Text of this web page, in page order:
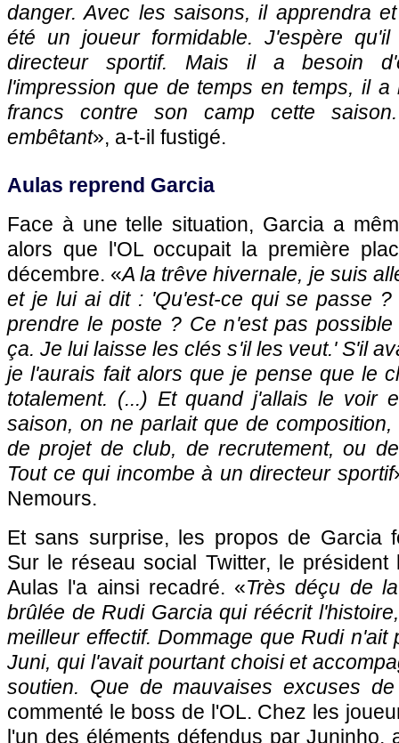
danger. Avec les saisons, il apprendra
été un joueur formidable. J'espère
directeur sportif. Mais il a besoin
l'impression que de temps en temps, il a
francs contre son camp cette
embêtant», a-t-il fustigé.
Aulas reprend Garcia
Face à une telle situation, Garcia a
alors que l'OL occupait la première
décembre. «A la trêve hivernale, je suis
et je lui ai dit : 'Qu'est-ce qui se passe
prendre le poste ? Ce n'est pas
ça. Je lui laisse les clés s'il les veut.' S'il
je l'aurais fait alors que je pense que le
totalement. (...) Et quand j'allais le voir
saison, on ne parlait que de
de projet de club, de recrutement, ou
Tout ce qui incombe à un directeur sportif
Nemours.
Et sans surprise, les propos de Garcia
Sur le réseau social Twitter, le président
Aulas l'a ainsi recadré. «Très déçu de
brûlée de Rudi Garcia qui réécrit
meilleur effectif. Dommage que Rudi
Juni, qui l'avait pourtant choisi et
soutien. Que de mauvaises excuses
commenté le boss de l'OL. Chez les
l'un des éléments défendus par Juninho,